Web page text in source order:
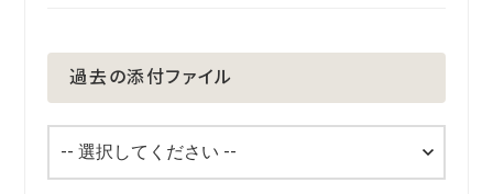
過去の添付ファイル